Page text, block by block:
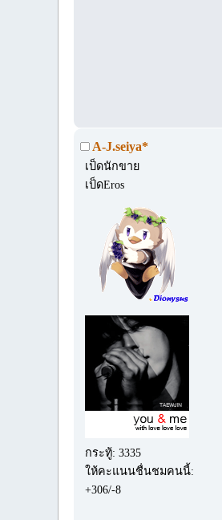
A-J.seiya*
เป็ดนักขาย
เป็ดEros
กระทู้: 3335
ให้คะแนนชื่นชมคนนี้:
+306/-8